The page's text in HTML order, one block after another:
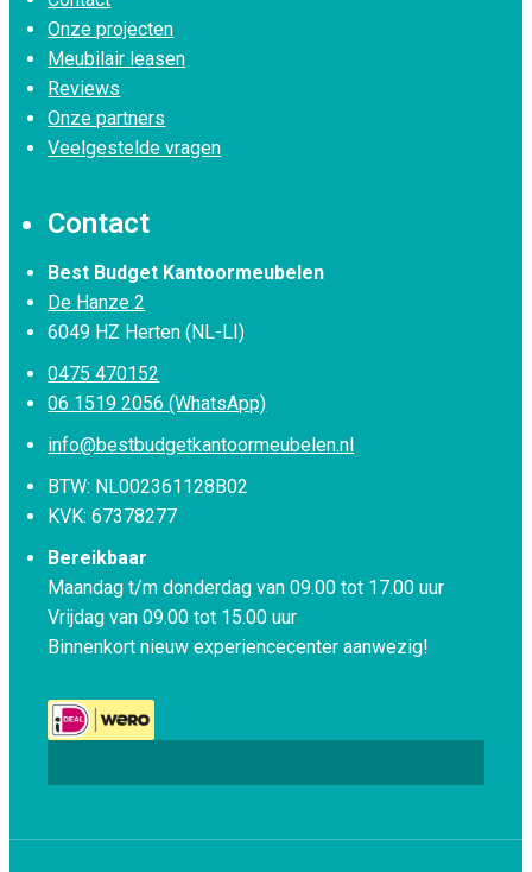
Onze projecten
Meubilair leasen
Reviews
Onze partners
Veelgestelde vragen
Contact
Best Budget Kantoormeubelen
De Hanze 2
6049 HZ Herten (NL-LI)
0475 470152
06 1519 2056 (WhatsApp)
info@bestbudgetkantoormeubelen.nl
BTW: NL002361128B02
KVK: 67378277
Bereikbaar
Maandag t/m donderdag van 09.00 tot 17.00 uur
Vrijdag van 09.00 tot 15.00 uur
Binnenkort nieuw experiencecenter aanwezig!